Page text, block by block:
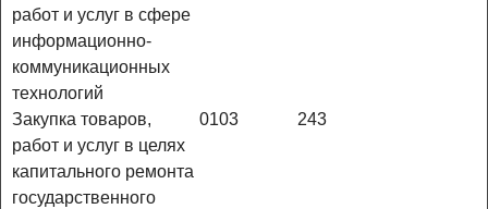
работ и услуг в сфере
информационно-
коммуникационных
технологий
Закупка товаров,
работ и услуг в целях
капитального ремонта
государственного
0103 243